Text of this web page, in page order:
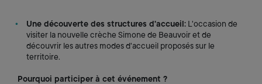
Une découverte des structures d'accueil: L'occasion de
visiter la nouvelle crèche Simone de Beauvoir et de
découvrir les autres modes d'accueil proposés sur le
territoire.
Pourquoi participer à cet événement ?